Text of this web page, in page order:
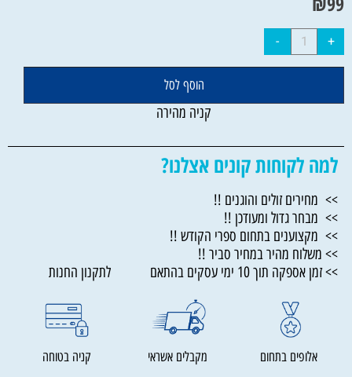
הוסף לסל
קניה מהירה
למה לקוחות קונים אצלנו?
>> מחירים זולים והוגנים !!
>> מבחר גדול ומעודכן !!
>> מקצוענים בתחום ספרי הקודש !!
>> משלוח מהיר במחיר סביר !!
>> זמן אספקה תוך 10 ימי עסקים בהתאם לתקנון החנות
אלופים בתחום מקבלים אשראי קניה בטוחה